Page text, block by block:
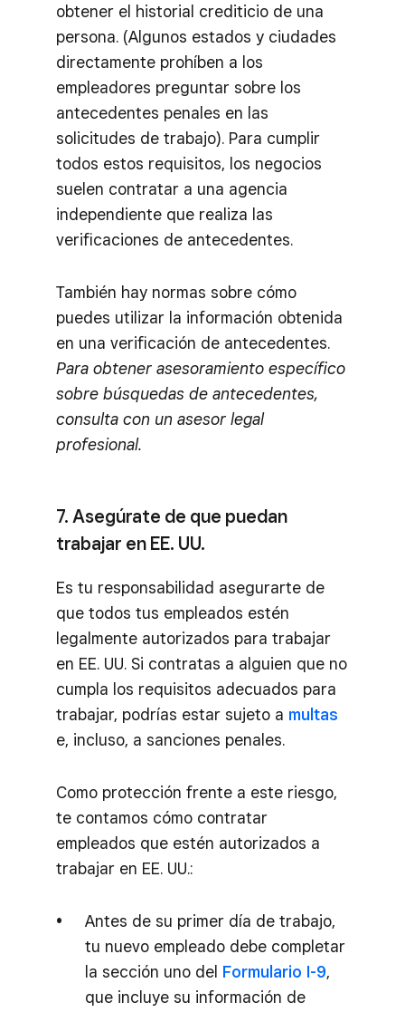
obtener el historial crediticio de una
persona. (Algunos estados y ciudades
directamente prohíben a los
empleadores preguntar sobre los
antecedentes penales en las
solicitudes de trabajo). Para cumplir
todos estos requisitos, los negocios
suelen contratar a una agencia
independiente que realiza las
verificaciones de antecedentes.
También hay normas sobre cómo
puedes utilizar la información obtenida
en una verificación de antecedentes.
Para obtener asesoramiento específico
sobre búsquedas de antecedentes,
consulta con un asesor legal
profesional.
7. Asegúrate de que puedan
trabajar en EE. UU.
Es tu responsabilidad asegurarte de
que todos tus empleados estén
legalmente autorizados para trabajar
en EE. UU. Si contratas a alguien que no
cumpla los requisitos adecuados para
trabajar, podrías estar sujeto a multas
e, incluso, a sanciones penales.
Como protección frente a este riesgo,
te contamos cómo contratar
empleados que estén autorizados a
trabajar en EE. UU.:
Antes de su primer día de trabajo,
tu nuevo empleado debe completar
la sección uno del Formulario I-9,
que incluye su información de